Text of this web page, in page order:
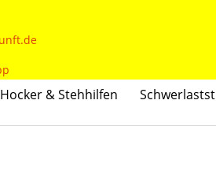
Hocker & Stehhilfen